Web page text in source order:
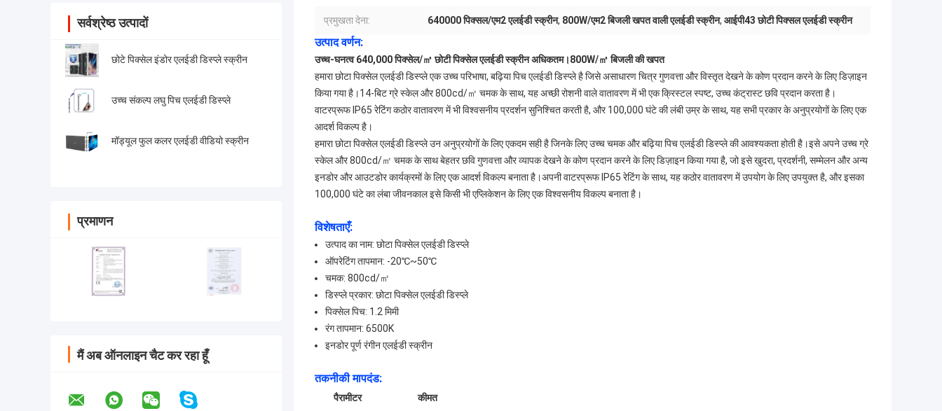
सर्वश्रेष्ठ उत्पादों
छोटे पिक्सेल इंडोर एलईडी डिस्प्ले स्क्रीन
उच्च संकल्प लघु पिच एलईडी डिस्प्ले
मॉड्यूल फुल कलर एलईडी वीडियो स्क्रीन
प्रमाणन
मैं अब ऑनलाइन चैट कर रहा हूँ
प्रमुखता देना: 640000 पिक्सल/एम2 एलईडी स्क्रीन, 800W/एम2 बिजली खपत वाली एलईडी स्क्रीन, आईपी43 छोटी पिक्सल एलईडी स्क्रीन
उत्पाद वर्णन:
उच्च-घनत्व 640,000 पिक्सेल/㎡ छोटी पिक्सेल एलईडी स्क्रीन अधिकतम।800W/㎡ बिजली की खपत
हमारा छोटा पिक्सेल एलईडी डिस्प्ले एक उच्च परिभाषा, बढ़िया पिच एलईडी डिस्प्ले है जिसे असाधारण चित्र गुणवत्ता और विस्तृत देखने के कोण प्रदान करने के लिए डिज़ाइन
किया गया है।14-बिट ग्रे स्केल और 800cd/㎡ चमक के साथ, यह अच्छी रोशनी वाले वातावरण में भी एक क्रिस्टल स्पष्ट, उच्च कंट्रास्ट छवि प्रदान करता है।
वाटरप्रूफ IP65 रेटिंग कठोर वातावरण में भी विश्वसनीय प्रदर्शन सुनिश्चित करती है, और 100,000 घंटे की लंबी उम्र के साथ, यह सभी प्रकार के अनुप्रयोगों के लिए एक
आदर्श विकल्प है।
हमारा छोटा पिक्सेल एलईडी डिस्प्ले उन अनुप्रयोगों के लिए एकदम सही है जिनके लिए उच्च चमक और बढ़िया पिच एलईडी डिस्प्ले की आवश्यकता होती है।इसे अपने उच्च ग्रे
स्केल और 800cd/㎡ चमक के साथ बेहतर छवि गुणवत्ता और व्यापक देखने के कोण प्रदान करने के लिए डिज़ाइन किया गया है, जो इसे खुदरा, प्रदर्शनी, सम्मेलन और अन्य
इनडोर और आउटडोर कार्यक्रमों के लिए एक आदर्श विकल्प बनाता है।अपनी वाटरप्रूफ IP65 रेटिंग के साथ, यह कठोर वातावरण में उपयोग के लिए उपयुक्त है, और इसका
100,000 घंटे का लंबा जीवनकाल इसे किसी भी एप्लिकेशन के लिए एक विश्वसनीय विकल्प बनाता है।
विशेषताएँ:
उत्पाद का नाम: छोटा पिक्सेल एलईडी डिस्प्ले
ऑपरेटिंग तापमान: -20℃~50℃
चमक: 800cd/㎡
डिस्प्ले प्रकार: छोटा पिक्सेल एलईडी डिस्प्ले
पिक्सेल पिच: 1.2 मिमी
रंग तापमान: 6500K
इनडोर पूर्ण रंगीन एलईडी स्क्रीन
तकनीकी मापदंड:
पैरामीटर
कीमत